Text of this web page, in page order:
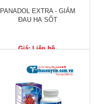
PANADOL EXTRA - GIẢM
ĐAU HẠ SỐT
Giá: Liên hệ